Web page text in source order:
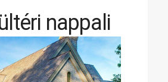
nappali